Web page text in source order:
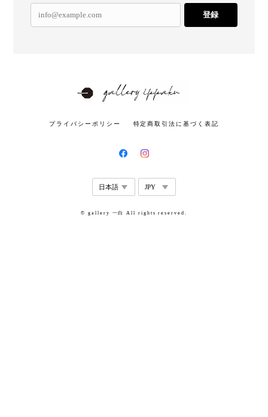
登録
プライバシーポリシー 特定商取引法に基づく表記
© gallery 一白 All rights reserved.